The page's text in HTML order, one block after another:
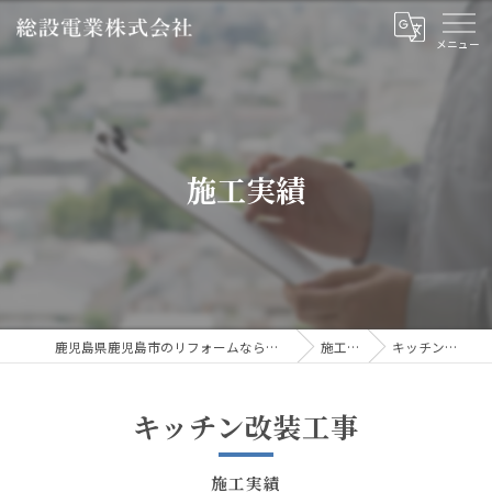
施工実績
鹿児島県鹿児島市のリフォームなら総設電業株式会社 施工実績 キッチン改装工事
施工実績
キッチン改装工事